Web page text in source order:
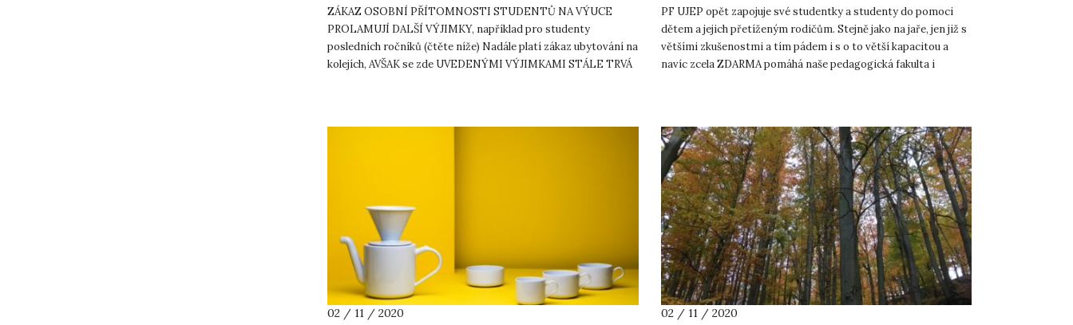
ZÁKAZ OSOBNÍ PŘÍTOMNOSTI STUDENTŮ NA VÝUCE
PROLAMUJÍ DALŠÍ VÝJIMKY, například pro studenty
posledních ročníků (čtěte níže) Nadále platí zákaz ubytování na
kolejích, AVŠAK se zde UVEDENÝMI VÝJIMKAMI STÁLE TRVÁ
PF UJEP opět zapojuje své studentky a studenty do pomoci
dětem a jejich přetíženým rodičům. Stejně jako na jaře, jen již s
většími zkušenostmi a tím pádem i s o to větší kapacitou a
navíc zcela ZDARMA pomáhá naše pedagogická fakulta i
02 / 11 / 2020 02 / 11 / 2020